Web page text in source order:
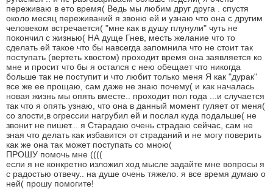
переживаю в ето время( Ведь мы любим друг друга . спустя
около месяц переживаний я звоню ей и узнаю что она с другим
человеком встречается( "мне как в душу плунули" чуть не
покончил с жизнью( НА дуще Гнев, месть желание что то
сделать ей такое что бы навсегда запомнила что не стоит так
поступать (вертеть хвостом) проходит время она заявляется ко
мне и просит что бы я остался с нею обещает что никогда
больше так не поступит и что любит только меня Я как "дурак"
все же ее прощаю, сам даже не знаю почему( и как началась
новая жизнь мы опять вместе.. проходит пол года ...и случается
так что я опять узнаю, что она в данный момент гуляет от меня(
со злости,в огрессии нагрубил ей и послал куда подальше( не
звонит не пишет... я Старадаю очень страдаю сейчас, сам не
зная что делать как избавится от страданий и не могу поверить
как же она так может поступать со мною(
ПРОШУ помочь мне ((((
если я не конкретно изложил ход мысле задайте мне вопросы я
с радостью отвечу.. на душе очень тяжело. я все время думаю о
ней( прошу помогите!